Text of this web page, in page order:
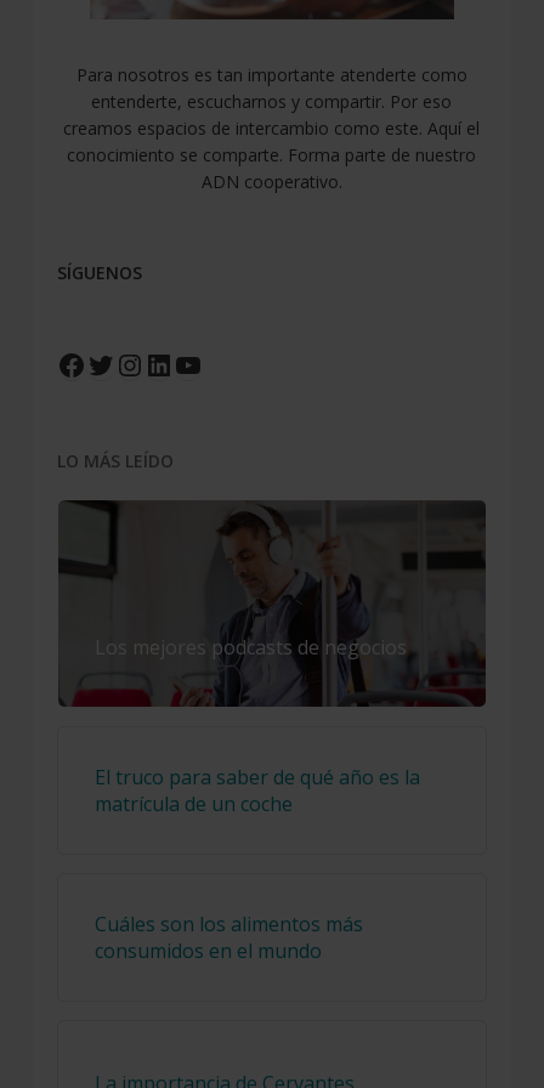
Para nosotros es tan importante atenderte como
entenderte, escucharnos y compartir. Por eso
creamos espacios de intercambio como este. Aquí el
conocimiento se comparte. Forma parte de nuestro
ADN cooperativo.
SÍGUENOS
Facebook
Twitter
Instagram
LinkedIn
YouTube
LO MÁS LEÍDO
Los mejores podcasts de negocios
El truco para saber de qué año es la
matrícula de un coche
Cuáles son los alimentos más
consumidos en el mundo